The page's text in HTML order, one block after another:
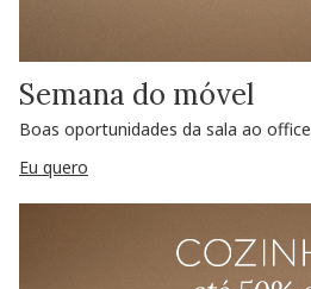
Semana do móvel
Boas oportunidades da sala ao office
Eu quero